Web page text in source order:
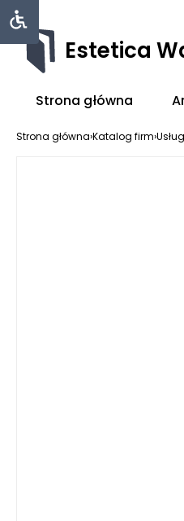
Estetica
Strona główna
Strona główna›Katalog firm›